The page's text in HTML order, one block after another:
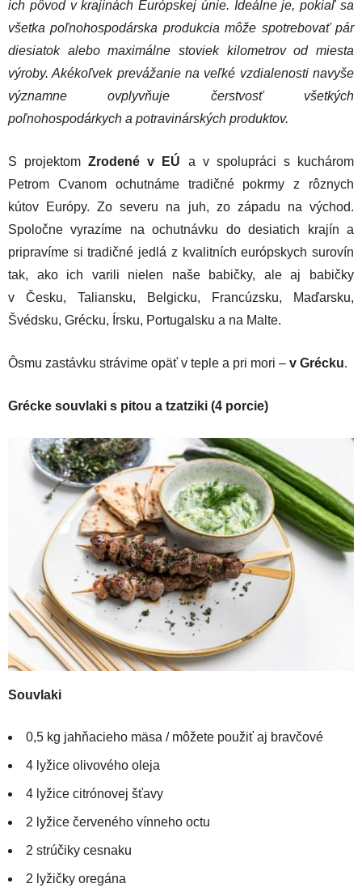
ich pôvod v krajinách Európskej únie. Ideálne je, pokiaľ sa
všetka poľnohospodárska produkcia môže spotrebovať pár
diesiatok alebo maximálne stoviek kilometrov od miesta
výroby. Akékoľvek prevážanie na veľké vzdialenosti navyše
významne ovplyvňuje čerstvosť všetkých
poľnohospodárkych a potravinárských produktov.
S projektomZrodené v EÚ a v spolupráci s kuchárom
Petrom Cvanom ochutnáme tradičné pokrmy z rôznych
kútov Európy. Zo severu na juh, zo západu na východ.
Spoločne vyrazíme na ochutnávku do desiatich krajín a
pripravíme si tradičné jedlá z kvalitních európskych surovín
tak, ako ich varili nielen naše babičky, ale aj babičky
v Česku, Taliansku, Belgicku, Francúzsku, Maďarsku,
Švédsku, Grécku, Írsku, Portugalsku a na Malte.
Ôsmu zastávku strávime opäť v teple a pri mori – v Grécku.
Grécke souvlaki s pitou a tzatziki (4 porcie)
Souvlaki
0,5 kg jahňacieho mäsa / môžete použiť aj bravčové
4 lyžice olivového oleja
4 lyžice citrónovej šťavy
2 lyžice červeného vínneho octu
2 strúčiky cesnaku
2 lyžičky oregána